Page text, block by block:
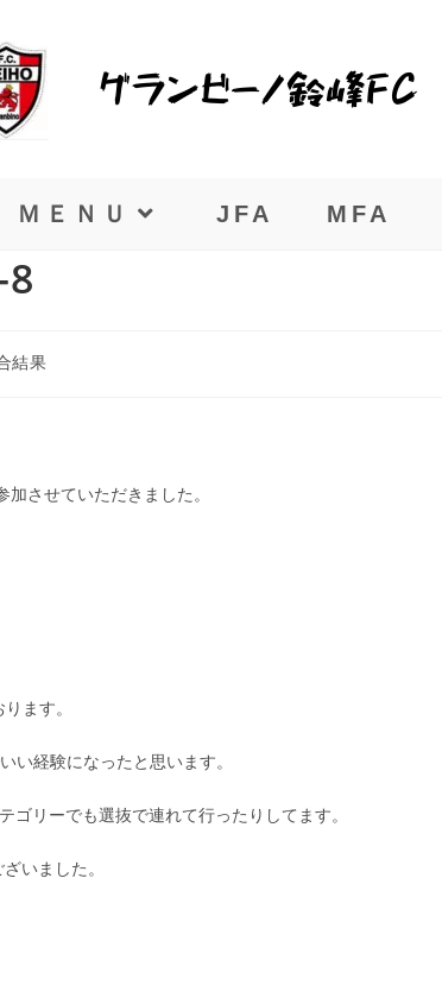
ＭＥＮＵ JFA MFA
結果
させていただきました。
ます。
い経験になったと思います。
リーでも選抜で連れて行ったりしてます。
いました。